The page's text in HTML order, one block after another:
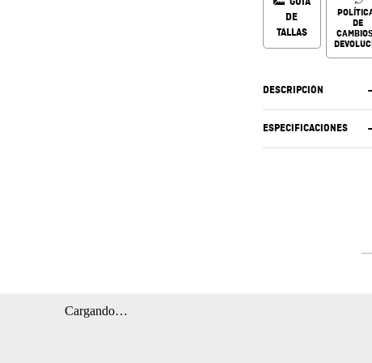
DE
TALLAS
DE
DESCRIPCIÓN
ESPECIFICACIONES
Cargando…